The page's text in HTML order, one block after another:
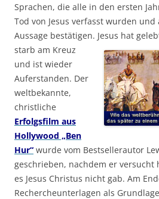
Sprachen, die alle in den ersten
Tod von Jesus verfasst wurden
Aussage bestätigen. Jesus hat
starb am Kreuz
und ist wieder
Auferstanden. Der
weltbekannte,
christliche
Erfolgsfilm aus
Hollywood „Ben
Hur“ wurde vom Bestsellerautor
geschrieben, nachdem er versucht
es Jesus Christus nicht gab. Am
Rechercheunterlagen als